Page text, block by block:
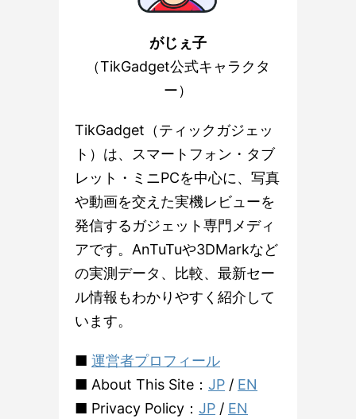
がじぇ子
（TikGadget公式キャラクタ
ー）
TikGadget（ティックガジェッ
ト）は、スマートフォン・タブ
レット・ミニPCを中心に、写真
や動画を交えた実機レビューを
発信するガジェット専門メディ
アです。AnTuTuや3DMarkなど
の実測データ、比較、最新セー
ル情報もわかりやすく紹介して
います。
■ 運営者プロフィール
■ About This Site： JP / EN
■ Privacy Policy： JP / EN